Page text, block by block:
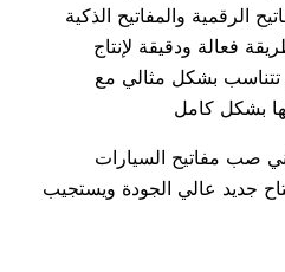
الرقمية والمفاتيح الذكية
فعالة ودقيقة لإنتاج
تتناسب بشكل مثالي مع
بشكل كامل
صب مفاتيح السيارات
جديد عالي الجودة ويستجيب